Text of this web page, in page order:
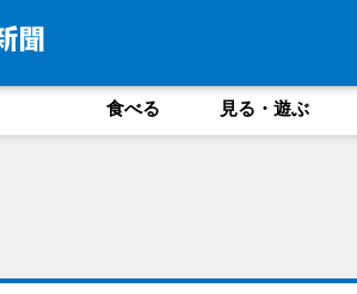
食べる 見る・遊ぶ